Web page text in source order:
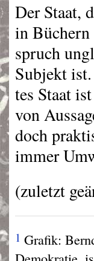
Der Staat,
in Büchern
spruch
Subjekt
tes Staat
von
doch
immer
(zuletzt
1 Grafik: